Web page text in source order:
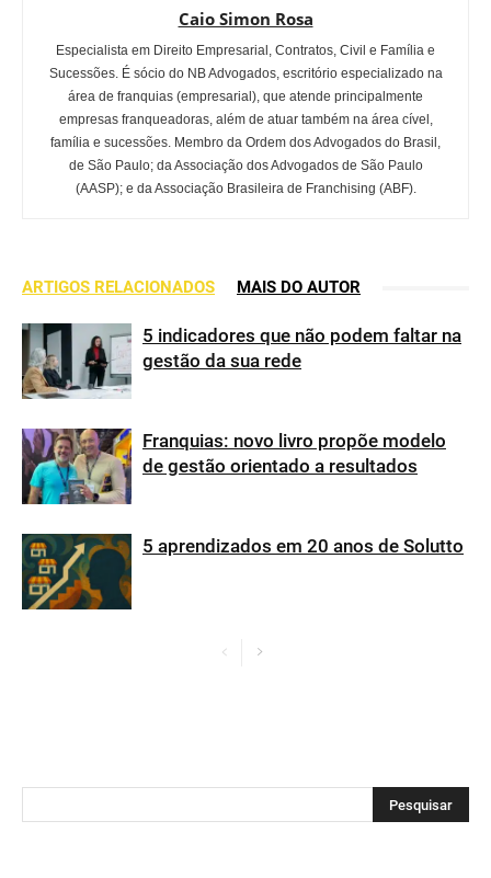
Caio Simon Rosa
Especialista em Direito Empresarial, Contratos, Civil e Família e
Sucessões. É sócio do NB Advogados, escritório especializado na
área de franquias (empresarial), que atende principalmente
empresas franqueadoras, além de atuar também na área cível,
família e sucessões. Membro da Ordem dos Advogados do Brasil,
de São Paulo; da Associação dos Advogados de São Paulo
(AASP); e da Associação Brasileira de Franchising (ABF).
ARTIGOS RELACIONADOS MAIS DO AUTOR
5 indicadores que não podem faltar na
gestão da sua rede
Franquias: novo livro propõe modelo
de gestão orientado a resultados
5 aprendizados em 20 anos de Solutto